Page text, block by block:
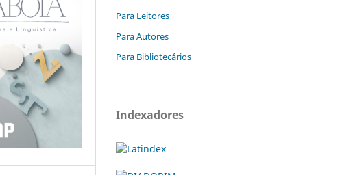
Para Leitores
Para Autores
Para Bibliotecários
Indexadores